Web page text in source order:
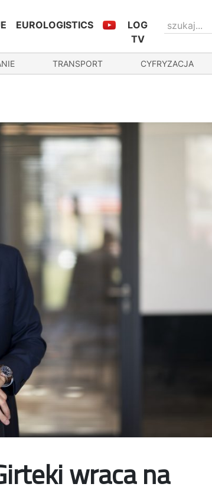
EUROLOGISTICS
LOG
TV
TRANSPORT CYFRYZACJA
wraca na